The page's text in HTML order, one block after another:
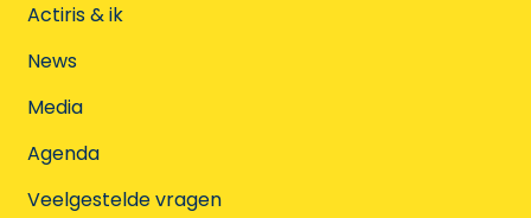
Actiris & ik
News
Media
Agenda
Veelgestelde vragen